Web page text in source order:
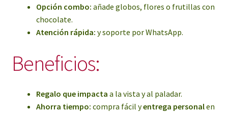
Opción combo: añade globos, flores o frutillas con
chocolate.
Atención rápida: y soporte por WhatsApp.
Beneficios:
Regalo que impacta a la vista y al paladar.
Ahorra tiempo: compra fácil yentrega personalen